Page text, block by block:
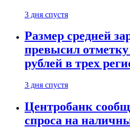
3 дня спустя
Размер средней
превысил
рублей в трех
3 дня спустя
Центробанк
спроса на